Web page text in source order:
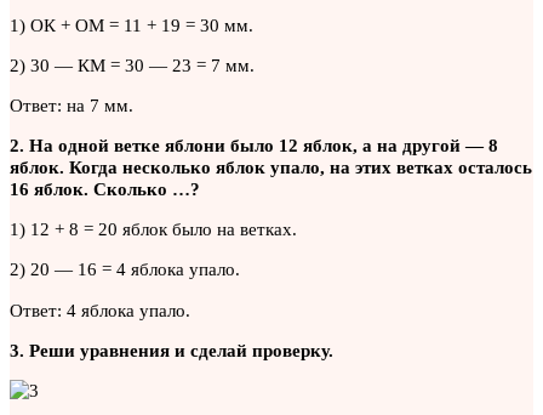
1) ОК + ОМ = 11 + 19 = 30 мм.
2) 30 — КМ = 30 — 23 = 7 мм.
Ответ: на 7 мм.
2. На одной ветке яблони было 12 яблок, а на другой — 8
яблок. Когда несколько яблок упало, на этих ветках осталось
16 яблок. Сколько …?
1) 12 + 8 = 20 яблок было на ветках.
2) 20 — 16 = 4 яблока упало.
Ответ: 4 яблока упало.
3. Реши уравнения и сделай проверку.